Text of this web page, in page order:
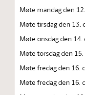
Møte mandag den
Møte tirsdag den 13.
Møte onsdag den 14.
Møte torsdag den
Møte fredag den 16.
Møte fredag den 16.